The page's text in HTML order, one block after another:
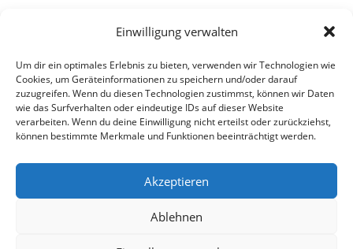
Einwilligung verwalten
Um dir ein optimales Erlebnis zu bieten, verwenden wir Technologien wie
Cookies, um Geräteinformationen zu speichern und/oder darauf
zuzugreifen. Wenn du diesen Technologien zustimmst, können wir Daten
wie das Surfverhalten oder eindeutige IDs auf dieser Website
verarbeiten. Wenn du deine Einwilligung nicht erteilst oder zurückziehst,
können bestimmte Merkmale und Funktionen beeinträchtigt werden.
Akzeptieren
Ablehnen
Alle Rechte vorbehalten - Sarah Kailer